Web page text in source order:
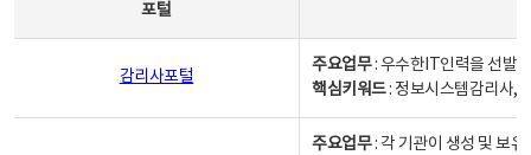
포털
감리사포털
주요업무: 우수한IT인력을 선발
핵심키워드: 정보시스템감리사,
주요업무: 각 기관이 생성 및 보